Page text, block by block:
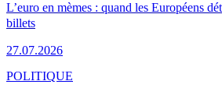
L’euro en mèmes : quand les Européens
billets
27.07.2026
POLITIQUE